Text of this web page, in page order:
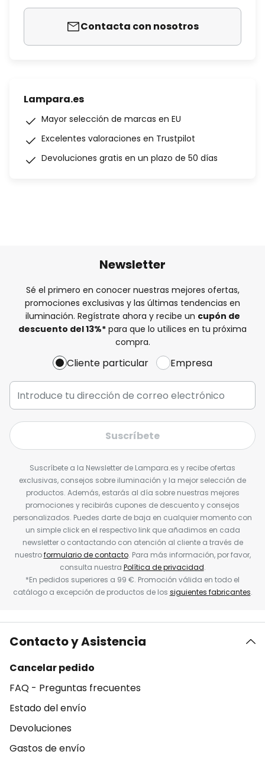
Contacta con nosotros
Lampara.es
Mayor selección de marcas en EU
Excelentes valoraciones en Trustpilot
Devoluciones gratis en un plazo de 50 días
Newsletter
Sé el primero en conocer nuestras mejores ofertas,
promociones exclusivas y las últimas tendencias en
iluminación. Regístrate ahora y recibe un cupón de
descuento del13%* para que lo utilices en tu próxima
compra.
Cliente particular Empresa
Suscríbete
Suscríbete a la Newsletter de Lampara.es y recibe ofertas
exclusivas, consejos sobre iluminación y la mejor selección de
productos. Además, estarás al día sobre nuestras mejores
promociones y recibirás cupones de descuento y consejos
personalizados. Puedes darte de baja en cualquier momento con
un simple click en el respectivo link que añadimos en cada
newsletter o contactando con atención al cliente a través de
nuestroformulario de contacto. Para más información, por favor,
consulta nuestra Política de privacidad.
*En pedidos superiores a 99 €. Promoción válida en todo el
catálogo a excepción de productos de los siguientes fabricantes.
Contacto y Asistencia
Cancelar pedido
FAQ - Preguntas frecuentes
Estado del envío
Devoluciones
Gastos de envío